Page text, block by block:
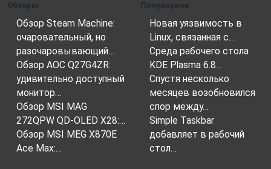
Обзоры
Обзор Steam Machine:
очаровательный, но
разочаровывающий…
Обзор AOC Q27G4ZR:
удивительно доступный
монитор…
Обзор MSI MAG
272QPW QD-OLED X28:…
Обзор MSI MEG X870E
Ace Max:…
Популярное
Новая уязвимость в
Linux, связанная с…
Среда рабочего стола
KDE Plasma 6.8…
Спустя несколько
месяцев возобновился
спор между…
Simple Taskbar
добавляет в рабочий
стол…